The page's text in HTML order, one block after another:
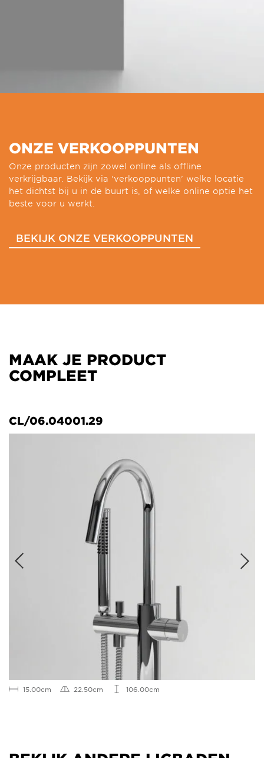
ONZE VERKOOPPUNTEN
Onze producten zijn zowel online als offline
verkrijgbaar. Bekijk via ‘verkooppunten’ welke locatie
het dichtst bij u in de buurt is, of welke online optie het
beste voor u werkt.
BEKIJK ONZE VERKOOPPUNTEN
MAAK JE PRODUCT
COMPLEET
CL/06.04001.29
15.00cm 22.50cm 106.00cm